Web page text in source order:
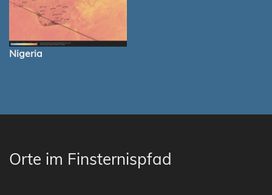
Nigeria
Orte im Finsternispfad